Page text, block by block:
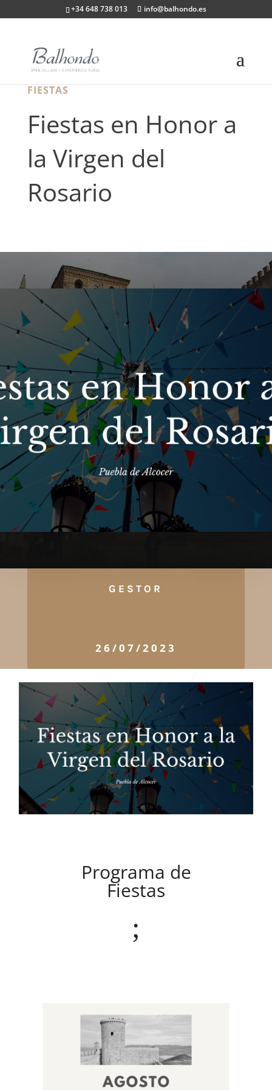
+34 648 738 013 info@balhondo.es
FIESTAS
Fiestas en Honor a
la Virgen del
Rosario
GESTOR
26/07/2023
Programa de
Fiestas
;